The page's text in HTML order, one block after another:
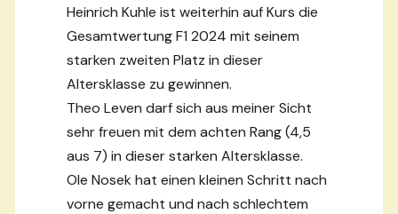
Heinrich Kuhle ist weiterhin auf Kurs die
Gesamtwertung F1 2024 mit seinem
starken zweiten Platz in dieser
Altersklasse zu gewinnen.
Theo Leven darf sich aus meiner Sicht
sehr freuen mit dem achten Rang (4,5
aus 7) in dieser starken Altersklasse.
Ole Nosek hat einen kleinen Schritt nach
vorne gemacht und nach schlechtem